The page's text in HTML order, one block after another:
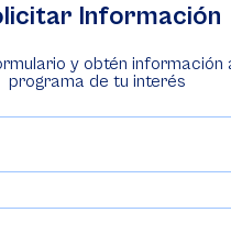
Información
y obtén información
programa de tu interés